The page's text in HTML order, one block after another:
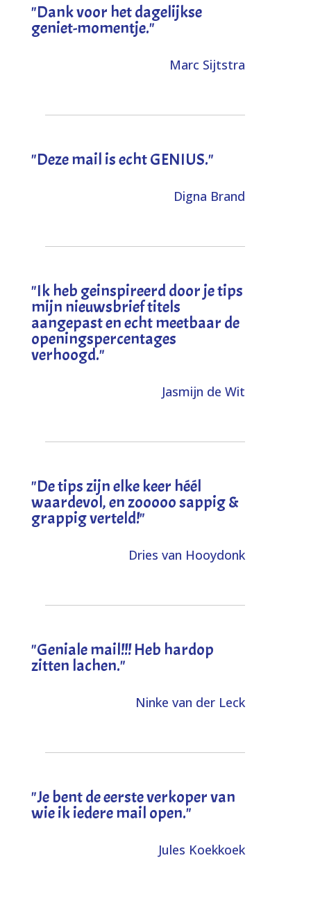
"Dank voor het dagelijkse
geniet-momentje."
Marc Sijtstra
"Deze mail is echt GENIUS."
Digna Brand
"Ik heb geinspireerd door je tips
mijn nieuwsbrief titels
aangepast en echt meetbaar de
openingspercentages
verhoogd."
Jasmijn de Wit
"De tips zijn elke keer héél
waardevol, en zooooo sappig &
grappig verteld!"
Dries van Hooydonk
"Geniale mail!!! Heb hardop
zitten lachen."
Ninke van der Leck
"Je bent de eerste verkoper van
wie ik iedere mail open."
Jules Koekkoek